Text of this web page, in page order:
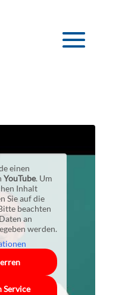
einen
YouTube. Um
Inhalt
Sie auf die
beachten
an
werden.
Service